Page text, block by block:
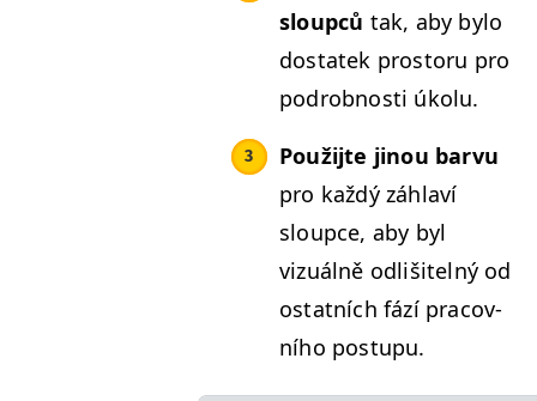
sloupců tak, aby bylo
dostatek pros­toru pro
podrob­nos­ti úkolu.
Použi­jte jinou barvu
pro každý záhlaví
sloupce, aby byl
vizuál­ně odlišitel­ný od
ostat­ních fází pra­cov­
ního postupu.